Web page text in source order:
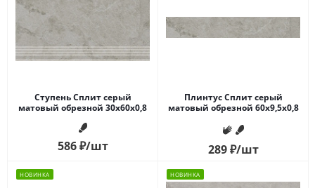
Ступень Сплит серый
матовый обрезной 30x60x0,8
586₽/шт
Плинтус Сплит серый
матовый обрезной 60x9,5x0,8
289₽/шт
НОВИНКА НОВИНКА